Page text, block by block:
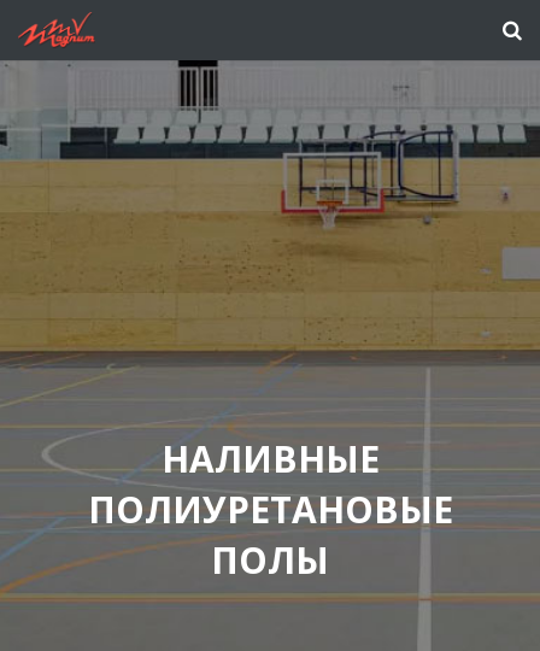
НАЛИВНЫЕ
ПОЛИУРЕТАНОВЫЕ
ПОЛЫ